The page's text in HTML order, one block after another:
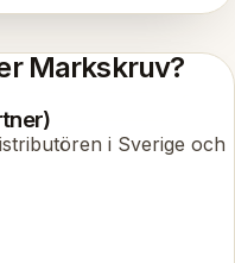
Markskruv?
i Sverige och